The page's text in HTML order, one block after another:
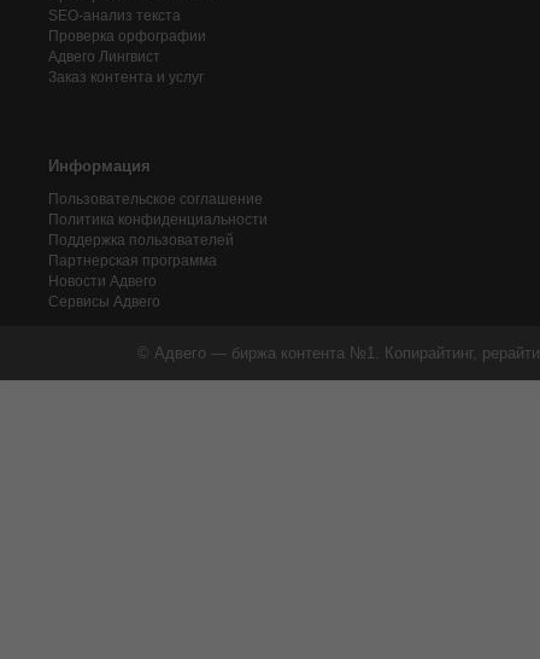
SEO-анализ текста
Проверка орфографии
Адвего Лингвист
Заказ контента и услуг
Информация
Пользовательское соглашение
Политика конфиденциальности
Поддержка пользователей
Партнерская программа
Новости Адвего
Сервисы Адвего
© Адвего — биржа контента №1. Копирайтинг,